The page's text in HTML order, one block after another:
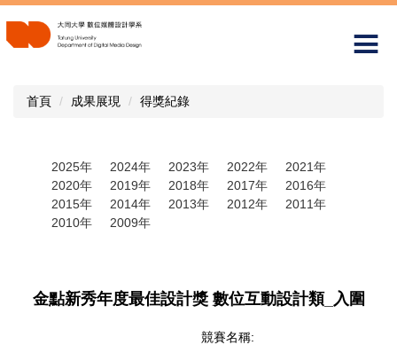
主
首頁 成果展現 得獎紀錄
2025年 2024年 2023年 2022年
2021年
2020年
2019年 2018年 2017年
2016年
2015年
2014年 2013年 2012年
2011年
2010年
2009年
金點新秀年度最佳設計獎 數位互動設計類_入圍
競賽名稱: